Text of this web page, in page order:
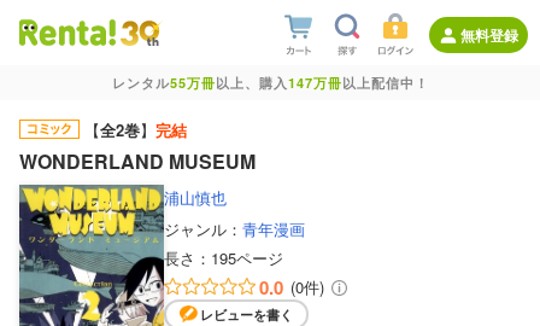
無料登録
レンタル55万冊以上、購入147万冊以上配信中！
【全2巻】 完結
WONDERLAND MUSEUM
浦山慎也
ジャンル： 青年漫画
長さ： 195ページ
0.0 (0件)
レビューを書く